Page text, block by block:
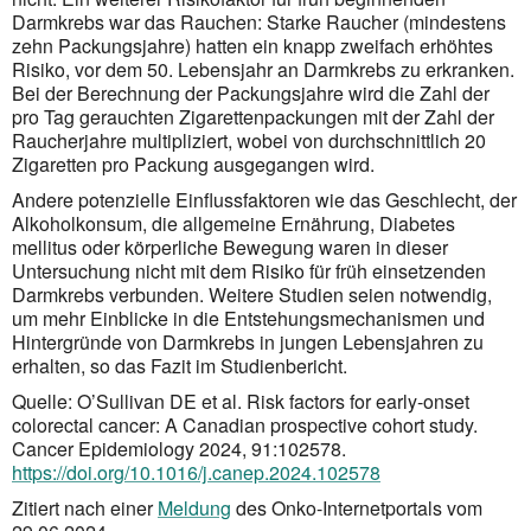
Darmkrebs war das Rauchen: Starke Raucher (mindestens
zehn Packungsjahre) hatten ein knapp zweifach erhöhtes
Risiko, vor dem 50. Lebensjahr an Darmkrebs zu erkranken.
Bei der Berechnung der Packungsjahre wird die Zahl der
pro Tag gerauchten Zigarettenpackungen mit der Zahl der
Raucherjahre multi­pliziert, wobei von durchschnittlich 20
Zigaretten pro Packung ausgegangen wird.
Andere potenzielle Einflussfaktoren wie das Geschlecht, der
Alkoholkonsum, die allgemeine Ernährung, Diabetes
mellitus oder körperliche Bewegung waren in dieser
Untersuchung nicht mit dem Risiko für früh einsetzenden
Darmkrebs verbunden. Weitere Studien seien notwendig,
um mehr Einblicke in die Entstehungs­mecha­nis­men und
Hintergründe von Darmkrebs in jungen Lebensjahren zu
erhalten, so das Fazit im Studienbericht.
Quelle: O’Sullivan DE et al. Risk factors for early-onset
colorectal cancer: A Canadian prospective cohort study.
Cancer Epidemiology 2024, 91:102578.
https://doi.org/10.1016/j.canep.2024.102578
Zitiert nach einerMeldung des Onko-Internetportals vom